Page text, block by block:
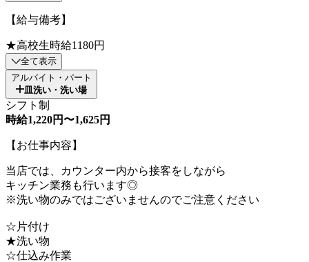
【給与備考】
★高校生時給1180円
全て表示
アルバイト・パート
皿洗い・洗い場
シフト制
時給1,220円〜1,625円
【お仕事内容】
当店では、カウンター内から接客をしながら
キッチン業務も行います◎
※洗い物のみではございませんのでご注意ください
☆片付け
★洗い物
☆仕込み作業